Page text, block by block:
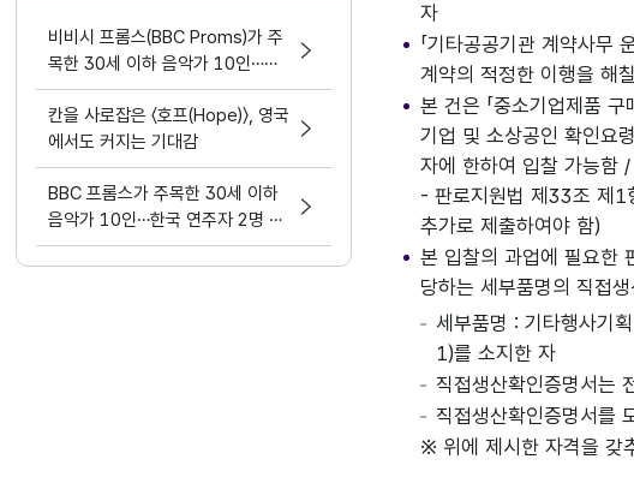
비비시 프롬스(BBC Proms)가 주
목한 30세 이하 음악가 10인…한
국 연주자 2명 선정
칸을 사로잡은 〈호프(Hope)〉, 영국
에서도 커지는 기대감
BBC 프롬스가 주목한 30세 이하
음악가 10인…한국 연주자 2명 선
정
자
「기타공공기관 계약사무
계약의 적정한 이행을 해
본 건은 「중소기업제품
기업 및 소상공인 확인요
자에 한하여 입찰 가능함
- 판로지원법 제33조 제1
추가로 제출하여야 함)
본 입찰의 과업에 필요한
당하는 세부품명의 직접
세부품명 : 기타행사기
1)를 소지한 자
직접생산확인증명서는
직접생산확인증명서를
※ 위에 제시한 자격을 갖